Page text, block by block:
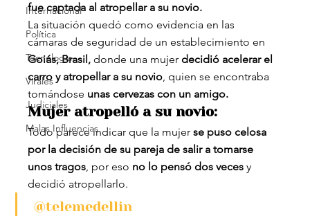
Internacional
Política
Tecnología
Virales
Judiciales
Malas Influencias
fue captada al atropellar a su novio.
La situación quedó como evidencia en las
cámaras de seguridad de un establecimiento en
Goiás, Brasil, donde una mujer decidió acelerar el
carro y atropellar a su novio, quien se encontraba
tomándose unas cervezas con un amigo.
Mujer atropelló a su novio:
Todo parece indicar que la mujer se puso celosa
por la decisión de su pareja de salir a tomarse
unos tragos, por eso no lo pensó dos veces y
decidió atropellarlo.
@telemedellin